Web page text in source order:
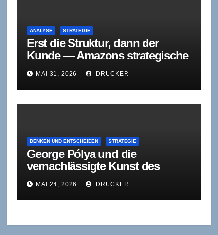
ANALYSE STRATEGIE
Erst die Struktur, dann der
Kunde — Amazons strategische
Sequenzlogik als Korrektiv zum
Customer-First-Dogma
MAI 31, 2026 DRUCKER
DENKEN UND ENTSCHEIDEN STRATEGIE
George Pólya und die
vernachlässigte Kunst des
Problemverstehens
MAI 24, 2026 DRUCKER